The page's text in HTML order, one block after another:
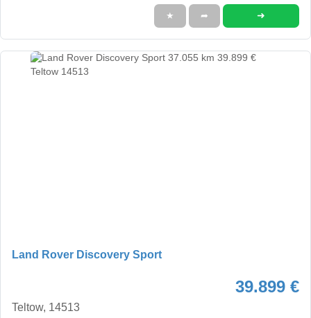
★ ➦ ➜
Land Rover Discovery Sport
39.899 €
Teltow, 14513